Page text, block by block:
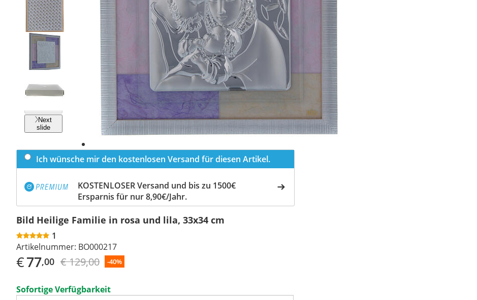
Next
slide
Ich wünsche mir den kostenlosen Versand für diesen Artikel.
KOSTENLOSER Versand und bis zu 1500€
Ersparnis für nur 8,90€/Jahr.
Bild Heilige Familie in rosa und lila, 33x34 cm
1
Artikelnummer: BO000217
€77,00 € 129,00 -40%
Sofortige Verfügbarkeit